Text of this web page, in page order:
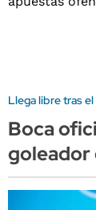
Llega libre tras
Boca
goleador